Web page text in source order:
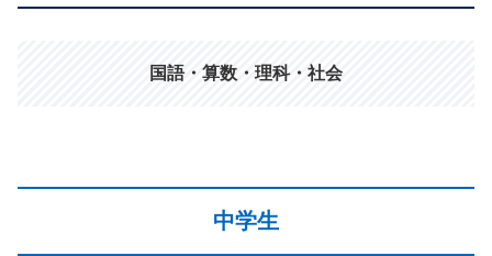
国語・算数・理科・社会
中学生